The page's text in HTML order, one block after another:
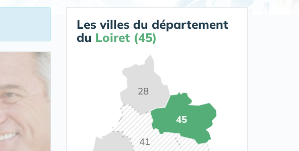
Les villes du département
du Loiret (45)
28
41
45